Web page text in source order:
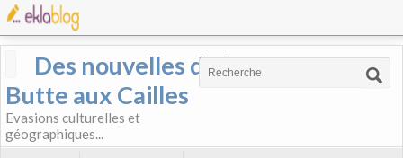
Des nouvelles de la
Butte aux Cailles
Evasions culturelles et
géographiques...